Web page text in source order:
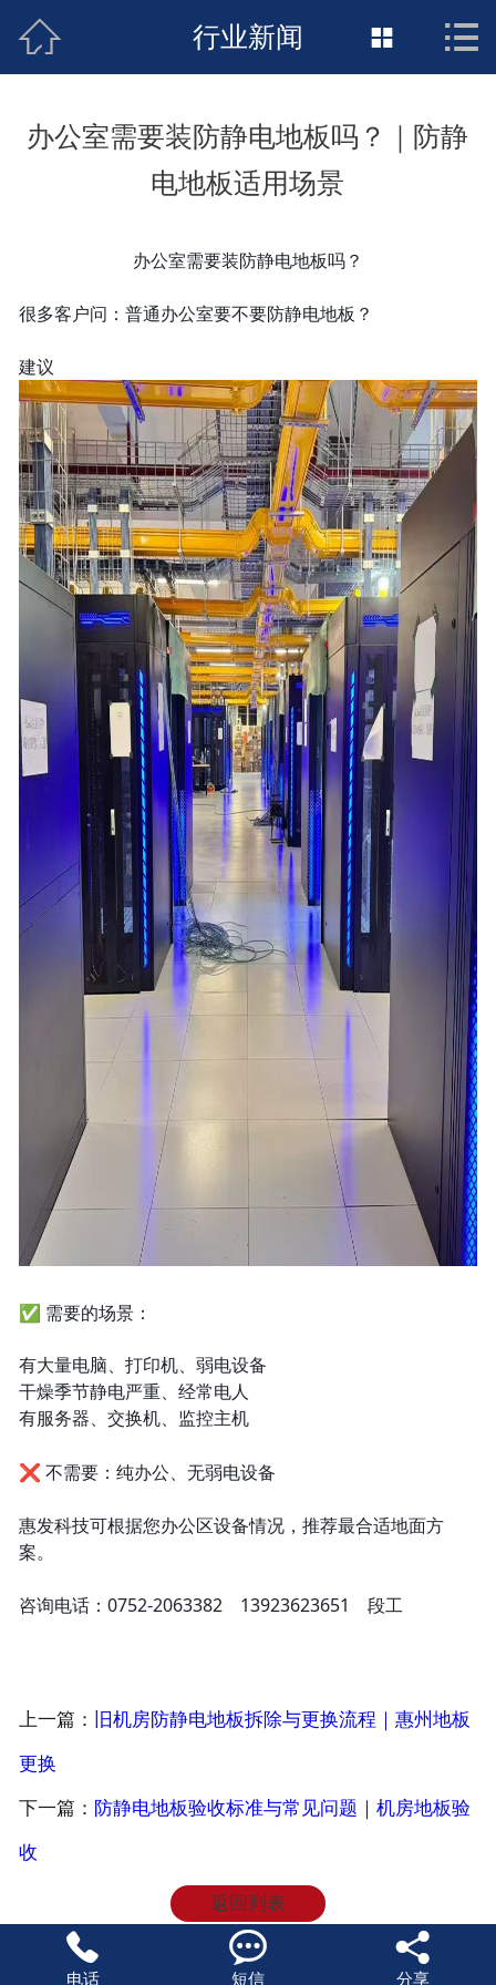
接地工程首页
新闻动态
荣誉资质
案例展示
联络惠发
 行业新闻  
办公室需要装防静电地板吗？｜防静
电地板适用场景
办公室需要装防静电地板吗？
很多客户问：普通办公室要不要防静电地板？
建议
✅ 需要的场景：
有大量电脑、打印机、弱电设备
干燥季节静电严重、经常电人
有服务器、交换机、监控主机
❌ 不需要：纯办公、无弱电设备
惠发科技可根据您办公区设备情况，推荐最合适地面方
案。
咨询电话：0752‑2063382 13923623651 段工
上一篇： 旧机房防静电地板拆除与更换流程｜惠州地板
更换
下一篇： 防静电地板验收标准与常见问题｜机房地板验
收
返回列表

电话

短信

分享